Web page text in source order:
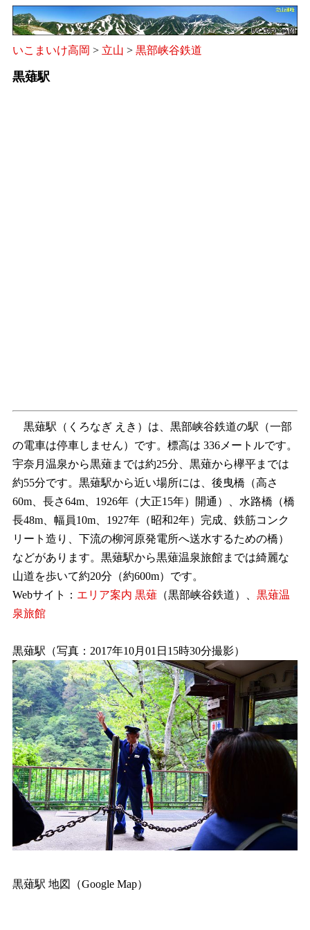
いこまいけ高岡 > 立山 > 黒部峡谷鉄道
黒薙駅
黒薙駅（くろなぎ えき）は、黒部峡谷鉄道の駅（一部
の電車は停車しません）です。標高は 336メートルです。
宇奈月温泉から黒薙までは約25分、黒薙から欅平までは
約55分です。黒薙駅から近い場所には、後曳橋（高さ
60m、長さ64m、1926年（大正15年）開通）、水路橋（橋
長48m、幅員10m、1927年（昭和2年）完成、鉄筋コンク
リート造り、下流の柳河原発電所へ送水するための橋）
などがあります。黒薙駅から黒薙温泉旅館までは綺麗な
山道を歩いて約20分（約600m）です。
Webサイト： エリア案内 黒薙 （黒部峡谷鉄道）、 黒薙温
泉旅館
黒薙駅（写真：2017年10月01日15時30分撮影）
黒薙駅 地図（Google Map）